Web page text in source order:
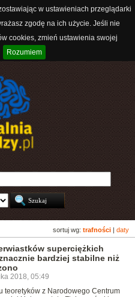
w ustawieniach przeglądarki
zgodę na ich użycie. Jeśli nie
cookies, zmień ustawienia swojej
Rozumiem
sortuj wg: trafności daty
superciężkich
bardziej stabilne niż
2018, 05:49
teoretyków z Narodowego Centrum